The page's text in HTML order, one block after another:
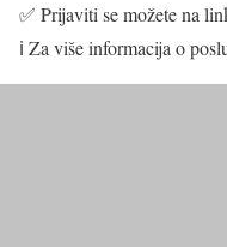
✅ Prijaviti se možete na
ℹ️ Za više informacija o